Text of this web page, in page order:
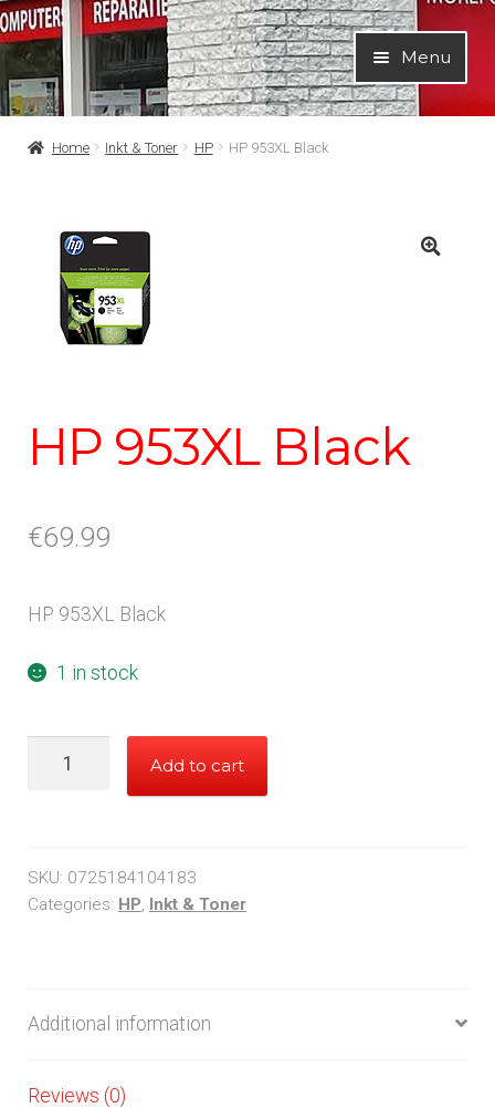
Ga
door
naar
navigatie
Ga
naar
de
inhoud
Menu
Home Inkt & Toner HP HP 953XL Black
HP 953XL Black
€69.99
HP 953XL Black
1 in stock
Add to cart
SKU: 0725184104183
Categories: HP, Inkt & Toner
Additional information
Reviews (0)